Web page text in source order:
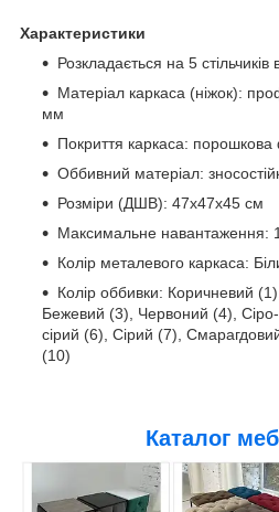
Характеристики
Розкладається на 5
Матеріал каркаса (ніжок):
мм
Покриття каркаса:
Оббивний матеріал:
Розміри (ДШВ): 47х47х45 см
Максимальне навантаження:
Колір металевого каркаса:
Колір оббивки: Коричневий
Бежевий (3), Червоний (4),
сірий (6), Сірий (7),
(10)
Каталог